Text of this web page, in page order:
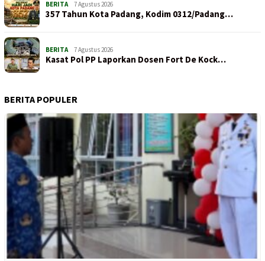
BERITA 7 Agustus 2026
357 Tahun Kota Padang, Kodim 0312/Padang…
BERITA 7 Agustus 2026
Kasat Pol PP Laporkan Dosen Fort De Kock…
BERITA POPULER